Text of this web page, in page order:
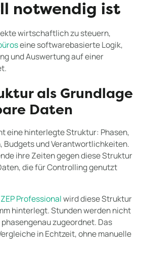
notwendig ist
wirtschaftlich zu steuern,
eine softwarebasierte Logik,
und Auswertung auf einer
als Grundlage
Daten
eine hinterlegte Struktur: Phasen,
Budgets und Verantwortlichkeiten.
ihre Zeiten gegen diese Struktur
die für Controlling genutzt
ZEP Professionalwird diese Struktur
hinterlegt. Stunden werden nicht
zugeordnet. Das
in Echtzeit, ohne manuelle